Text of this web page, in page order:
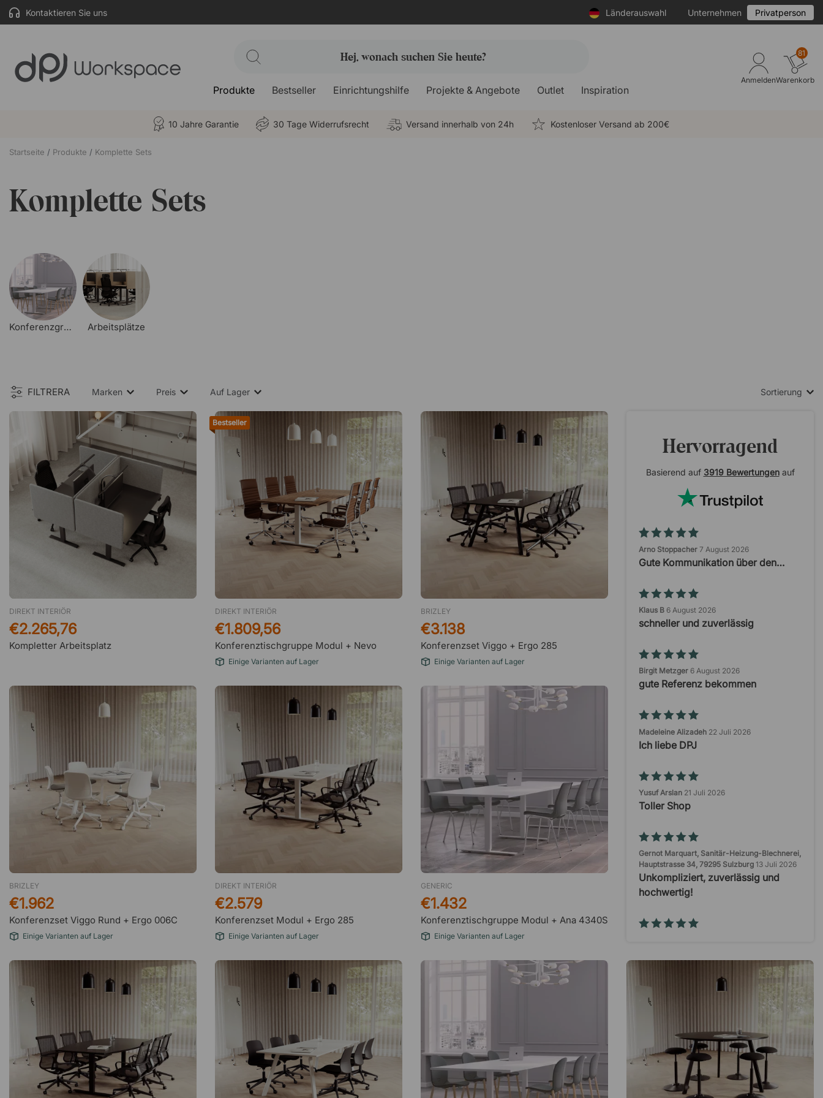
Kontaktieren Sie uns Länderauswahl Unternehmen Privatperson
Produkte Bestseller Einrichtungshilfe Projekte & Angebote Outlet Inspiration
Anmelden
81
Warenkorb
10 Jahre Garantie 30 Tage Widerrufsrecht Versand innerhalb von 24h Kostenloser Versand ab 200€
Startseite Produkte Komplette Sets
Komplette Sets
Konferenzgruppen Arbeitsplätze
FILTRERA Marken Preis Auf Lager Sortierung
Hervorragend
Basierend auf 3919 Bewertungenauf
Arno Stoppacher 7 August 2026
Gute Kommunikation über den…
Klaus B 6 August 2026
schneller und zuverlässig
Birgit Metzger 6 August 2026
gute Referenz bekommen
Madeleine Alizadeh 22 Juli 2026
Ich liebe DPJ
Yusuf Arslan 21 Juli 2026
Toller Shop
Gernot Marquart, Sanitär-Heizung-Blechnerei,
Hauptstrasse 34, 79295 Sulzburg 13 Juli 2026
Unkompliziert, zuverlässig und
hochwertig!
Ionnis Dr. Kotrotsos
Dominic Zwerenz 30 Juni 2026
Präzision
DIREKT INTERIÖR
Kompletter Arbeitsplatz
€2.265,76
Bestseller
DIREKT INTERIÖR
Konferenztischgruppe Modul + Nevo
€1.809,56
Einige Varianten auf Lager
BRIZLEY
Konferenzset Viggo + Ergo 285
€3.138
Einige Varianten auf Lager
BRIZLEY
Konferenzset Viggo Rund + Ergo 006C
€1.962
Einige Varianten auf Lager
DIREKT INTERIÖR
Konferenzset Modul + Ergo 285
€2.579
Einige Varianten auf Lager
GENERIC
Konferenztischgruppe Modul + Ana 4340S
€1.432
Einige Varianten auf Lager